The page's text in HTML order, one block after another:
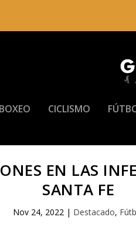
BOXEO CICLISMO
EN LAS
SANTA FE
Nov 24, 2022 | Destacado,